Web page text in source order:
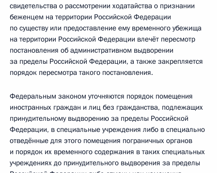
свидетельства о рассмотрении ходатайства о признании
беженцем на территории Российской Федерации
по существу или предоставление ему временного убежища
на территории Российской Федерации влечёт пересмотр
постановления об административном выдворении
за пределы Российской Федерации, а также закрепляется
порядок пересмотра такого постановления.
Федеральным законом уточняются порядок помещения
иностранных граждан и лиц без гражданства, подлежащих
принудительному выдворению за пределы Российской
Федерации, в специальные учреждения либо в специально
отведённые для этого помещения пограничных органов
и порядок их временного содержания в таких специальных
учреждениях до принудительного выдворения за пределы